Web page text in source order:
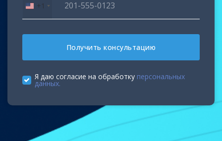
United
States
+1
Получить консультацию
Я даю согласие на обработку персональных
данных.